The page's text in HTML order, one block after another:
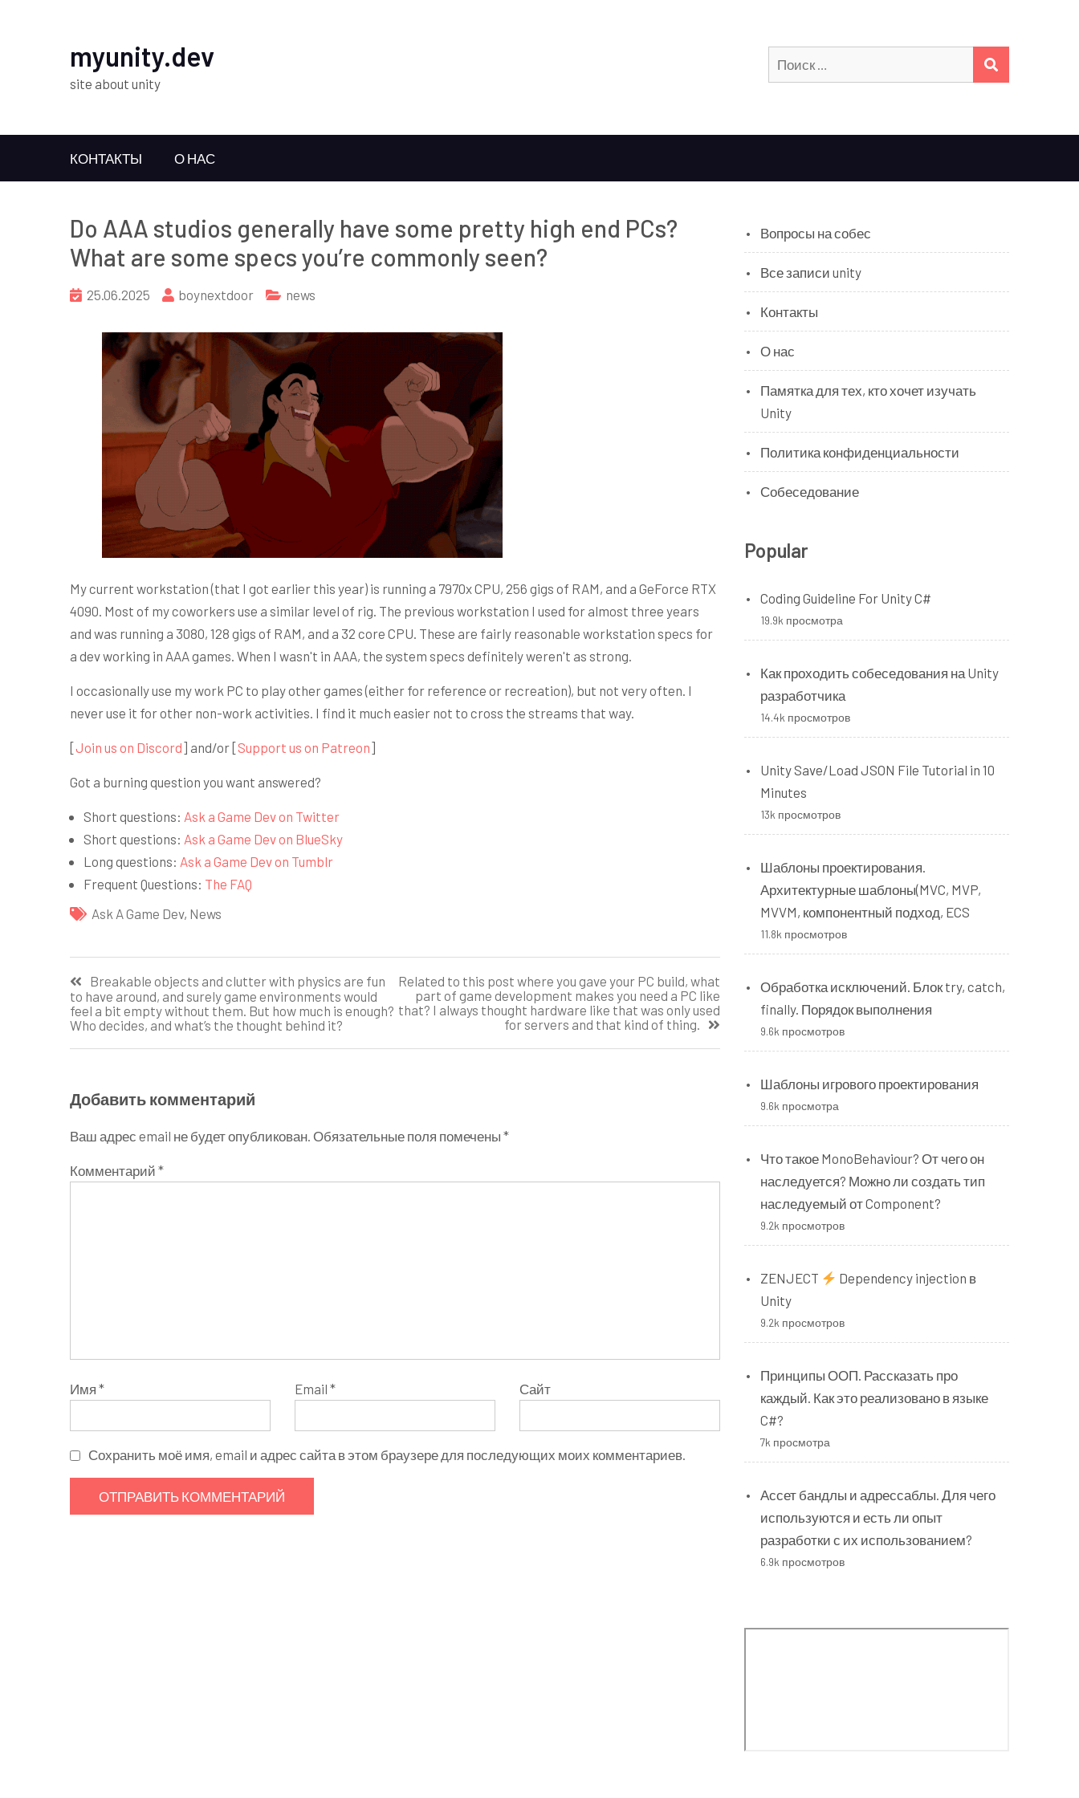
myunity.dev
site about unity
КОНТАКТЫ О НАС
Do AAA studios generally have some pretty high end PCs?
What are some specs you’re commonly seen?
25.06.2025 boynextdoor news
My current workstation (that I got earlier this year) is running a 7970x CPU, 256 gigs of RAM, and a GeForce RTX
4090. Most of my coworkers use a similar level of rig. The previous workstation I used for almost three years
and was running a 3080, 128 gigs of RAM, and a 32 core CPU. These are fairly reasonable workstation specs for
a dev working in AAA games. When I wasn't in AAA, the system specs definitely weren't as strong.
I occasionally use my work PC to play other games (either for reference or recreation), but not very often. I
never use it for other non-work activities. I find it much easier not to cross the streams that way.
[Join us on Discord] and/or [Support us on Patreon]
Got a burning question you want answered?
Short questions: Ask a Game Dev on Twitter
Short questions: Ask a Game Dev on BlueSky
Long questions: Ask a Game Dev on Tumblr
Frequent Questions: The FAQ
Ask A Game Dev, News
Навигация
по
записям
Breakable objects and clutter with physics are fun
to have around, and surely game environments would
feel a bit empty without them. But how much is enough?
Who decides, and what’s the thought behind it?
Related to this post where you gave your PC build, what
part of game development makes you need a PC like
that? I always thought hardware like that was only used
for servers and that kind of thing.
Добавить комментарий
Ваш адрес email не будет опубликован. Обязательные поля помечены *
Комментарий *
Имя * Email * Сайт
Сохранить моё имя, email и адрес сайта в этом браузере для последующих моих комментариев.
Вопросы на собес
Все записи unity
Контакты
О нас
Памятка для тех, кто хочет изучать
Unity
Политика конфиденциальности
Собеседование
Popular
Coding Guideline For Unity C#
19.9k просмотра
Как проходить собеседования на Unity
разработчика
14.4k просмотров
Unity Save/Load JSON File Tutorial in 10
Minutes
13k просмотров
Шаблоны проектирования.
Архитектурные шаблоны(MVC, MVP,
MVVM, компонентный подход, ECS
11.8k просмотров
Обработка исключений. Блок try, catch,
finally. Порядок выполнения
9.6k просмотров
Шаблоны игрового проектирования
9.6k просмотра
Что такое MonoBehaviour? От чего он
наследуется? Можно ли создать тип
наследуемый от Component?
9.2k просмотров
ZENJECT
Dependency injection в
Unity
9.2k просмотров
Принципы ООП. Рассказать про
каждый. Как это реализовано в языке
C#?
7k просмотра
Ассет бандлы и адрессаблы. Для чего
используются и есть ли опыт
разработки с их использованием?
6.9k просмотров